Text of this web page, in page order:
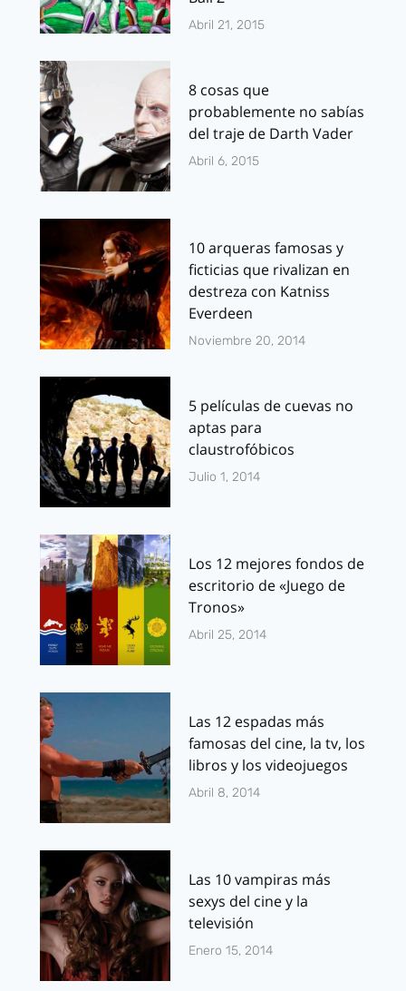
Abril 21, 2015
8 cosas que
probablemente no sabías
del traje de Darth Vader
Abril 6, 2015
10 arqueras famosas y
ficticias que rivalizan en
destreza con Katniss
Everdeen
Noviembre 20, 2014
5 películas de cuevas no
aptas para
claustrofóbicos
Julio 1, 2014
Los 12 mejores fondos de
escritorio de «Juego de
Tronos»
Abril 25, 2014
Las 12 espadas más
famosas del cine, la tv, los
libros y los videojuegos
Abril 8, 2014
Las 10 vampiras más
sexys del cine y la
televisión
Enero 15, 2014